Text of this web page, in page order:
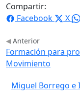
Compartir:
Facebook
X
Anterior
Formación para
Movimiento
Miguel Borrego e